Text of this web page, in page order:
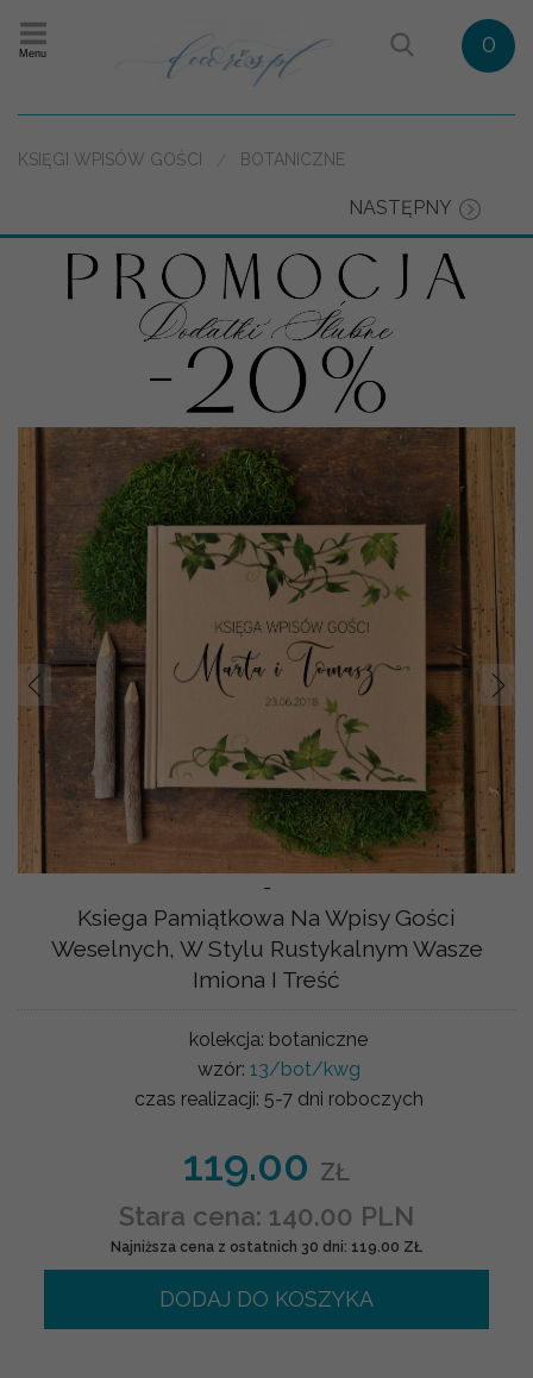
Menu 0
KSIĘGI WPISÓW GOŚCI BOTANICZNE
NASTĘPNY
-
Prev
Ksiega Pamiątkowa Na Wpisy Gości
Weselnych, W Stylu Rustykalnym Wasze
Imiona I Treść
kolekcja: botaniczne
wzór: 13/bot/kwg
czas realizacji: 5-7 dni roboczych
119.00 ZŁ
Stara cena: 140.00 PLN
Najniższa cena z ostatnich 30 dni: 119.00 ZŁ
DODAJ DO KOSZYKA